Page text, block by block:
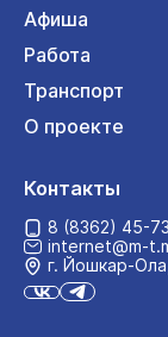
Афиша
Работа
Транспорт
О проекте
Контакты
8 (8362) 45-
internet@m-
г.